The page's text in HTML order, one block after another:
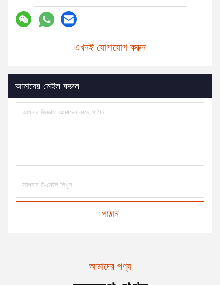
এখনই যোগাযোগ করুন
আমাদের মেইল করুন
পাঠান
আমাদের পণ্য